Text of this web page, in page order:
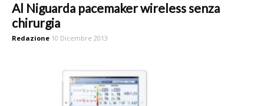
Al Niguarda pacemaker wireless senza
chirurgia
Redazione 10 Dicembre 2013